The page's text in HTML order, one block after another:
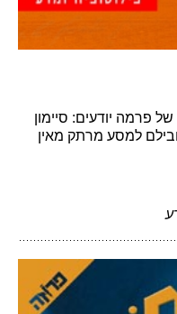
פרמה יודעים: סיימון
למסע מרתק מאין